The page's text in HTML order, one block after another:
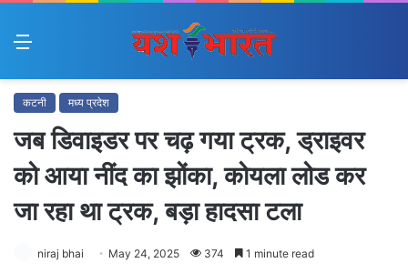
Menu
कटनी मध्य प्रदेश
जब डिवाइडर पर चढ़ गया ट्रक, ड्राइवर
को आया नींद का झोंका, कोयला लोड कर
जा रहा था ट्रक, बड़ा हादसा टला
niraj bhai May 24, 2025 374 1 minute read